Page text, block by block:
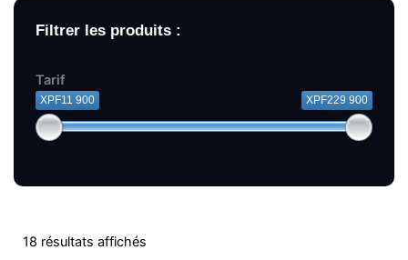
Filtrer les produits :
Tarif
XPF11 900 XPF229 900
18 résultats affichés